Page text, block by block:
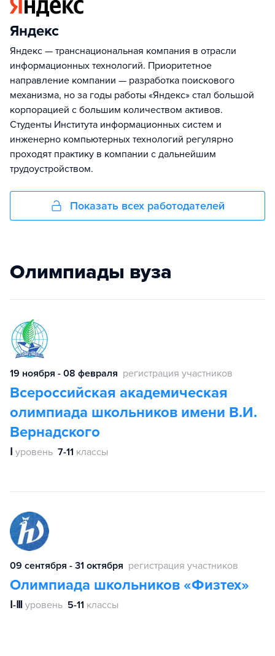
Яндекс
Яндекс — транснациональная компания в отрасли
информационных технологий. Приоритетное
направление компании — разработка поискового
механизма, но за годы работы «Яндекс» стал большой
корпорацией с большим количеством активов.
Студенты Института информационных систем и
инженерно компьютерных технологий регулярно
проходят практику в компании с дальнейшим
трудоустройством.
Показать всех работодателей
Олимпиады вуза
19 ноября - 08 февраля регистрация участников
Всероссийская академическая
олимпиада школьников имени В.И.
Вернадского
Ⅰ уровень 7-11 классы
09 сентября - 31 октября регистрация участников
Олимпиада школьников «Физтех»
Ⅰ-Ⅲ уровень 5-11 классы